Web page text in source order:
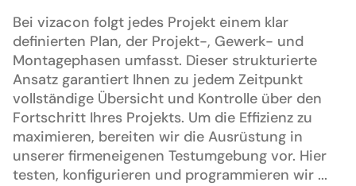
Bei vizacon folgt jedes Projekt einem klar
definierten Plan, der Projekt-, Gewerk- und
Montagephasen umfasst. Dieser strukturierte
Ansatz garantiert Ihnen zu jedem Zeitpunkt
vollständige Übersicht und Kontrolle über den
Fortschritt Ihres Projekts. Um die Effizienz zu
maximieren, bereiten wir die Ausrüstung in
unserer firmeneigenen Testumgebung vor. Hier
testen, konfigurieren und programmieren wir ...